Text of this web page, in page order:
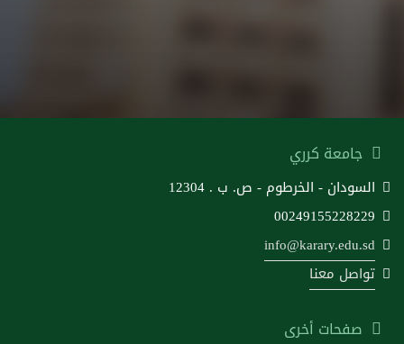
جامعة كرري
السودان - الخرطوم - ص. ب . 12304
00249155228229
info@karary.edu.sd
تواصل معنا
صفحات أخرى